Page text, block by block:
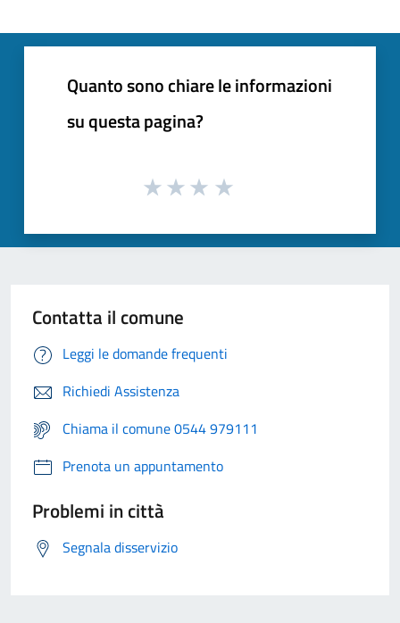
Quanto sono chiare le informazioni
su questa pagina?
Contatta il comune
Leggi le domande frequenti
Richiedi Assistenza
Chiama il comune 0544 979111
Prenota un appuntamento
Problemi in città
Segnala disservizio